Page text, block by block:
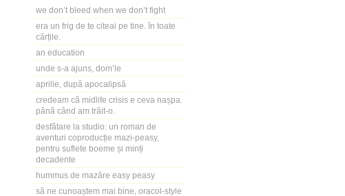
we don’t bleed when we don’t fight
era un frig de te citeai pe tine. în toate
cărțile.
an education
unde s-a ajuns, dom’le
aprilie, după apocalipsă
credeam că midlife crisis e ceva nașpa.
până când am trăit-o.
desfătare la studio: un roman de
aventuri coproducție mazi-peasy,
pentru suflete boeme și minți
decadente
hummus de mazăre easy peasy
să ne cunoaștem mai bine, oracol-style